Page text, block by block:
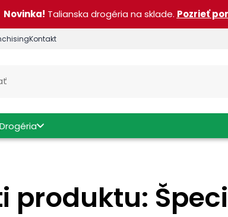
Novinka! Talianska drogéria na sklade. Pozrieť
Kontakt
Drogéria
produktu: